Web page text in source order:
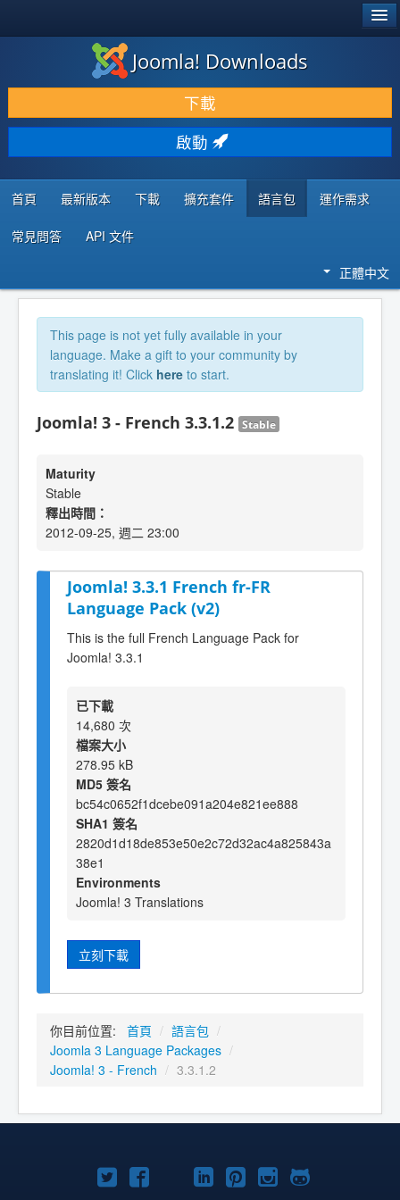
下載 & 擴充
發現 & 學習
社群 & 支援
程式者資源
Joomla! Downloads
下載
啟動
首頁 最新版本 下載 擴充套件 語言包 運作需求
常見問答 API 文件
正體中文
This page is not yet fully available in your
language. Make a gift to your community by
translating it! Click here to start.
Joomla! 3 - French 3.3.1.2 Stable
Maturity
Stable
釋出時間：
2012-09-25, 週二 23:00
Joomla! 3.3.1 French fr-FR
Language Pack (v2)
This is the full French Language Pack for
Joomla! 3.3.1
已下載
14,680 次
檔案大小
278.95 kB
MD5 簽名
bc54c0652f1dcebe091a204e821ee888
SHA1 簽名
2820d1d18de853e50e2c72d32ac4a825843a
38e1
Environments
Joomla! 3 Translations
立刻下載
你目前位置: 首頁 / 語言包 /
Joomla 3 Language Packages /
Joomla! 3 - French / 3.3.1.2
TwitterFacebookYouTube
Linkedln
Pinterest
Instagram
GitHub